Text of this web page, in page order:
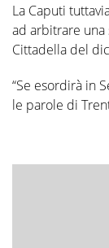
La Caputi
ad arbitrare una
Cittadella del
“Se esordirà in
le parole di